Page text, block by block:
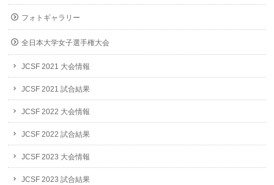
フォトギャラリー
全日本大学女子選手権大会
JCSF 2021 大会情報
JCSF 2021 試合結果
JCSF 2022 大会情報
JCSF 2022 試合結果
JCSF 2023 大会情報
JCSF 2023 試合結果